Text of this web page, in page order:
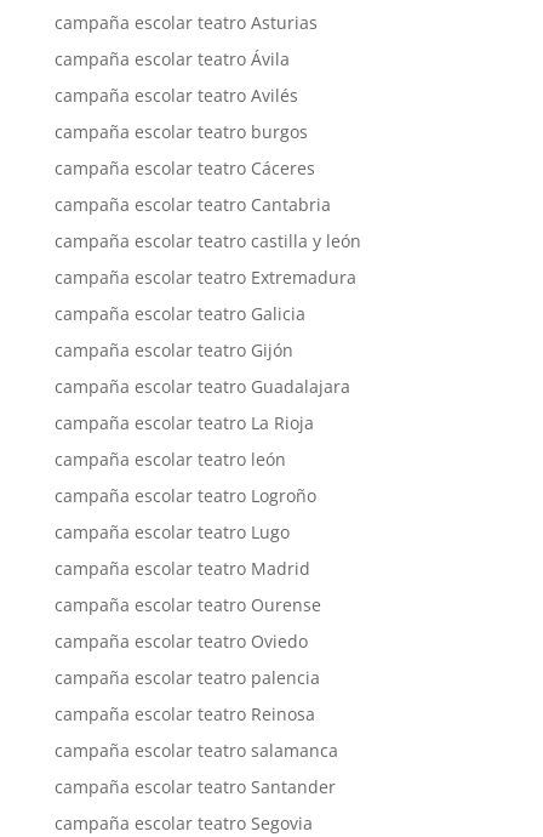
campaña escolar teatro Asturias
campaña escolar teatro Ávila
campaña escolar teatro Avilés
campaña escolar teatro burgos
campaña escolar teatro Cáceres
campaña escolar teatro Cantabria
campaña escolar teatro castilla y león
campaña escolar teatro Extremadura
campaña escolar teatro Galicia
campaña escolar teatro Gijón
campaña escolar teatro Guadalajara
campaña escolar teatro La Rioja
campaña escolar teatro león
campaña escolar teatro Logroño
campaña escolar teatro Lugo
campaña escolar teatro Madrid
campaña escolar teatro Ourense
campaña escolar teatro Oviedo
campaña escolar teatro palencia
campaña escolar teatro Reinosa
campaña escolar teatro salamanca
campaña escolar teatro Santander
campaña escolar teatro Segovia